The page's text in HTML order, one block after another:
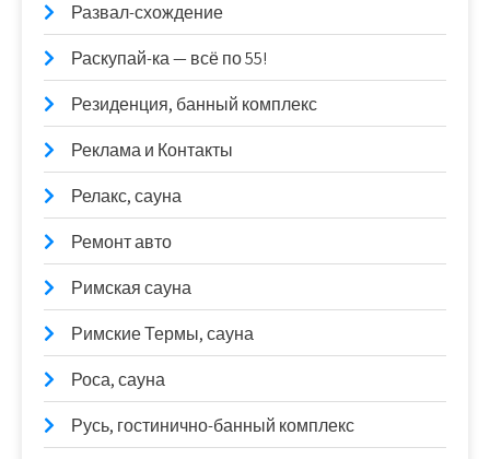
Развал-схождение
Раскупай-ка — всё по 55!
Резиденция, банный комплекс
Реклама и Контакты
Релакс, сауна
Ремонт авто
Римская сауна
Римские Термы, сауна
Роса, сауна
Русь, гостинично-банный комплекс